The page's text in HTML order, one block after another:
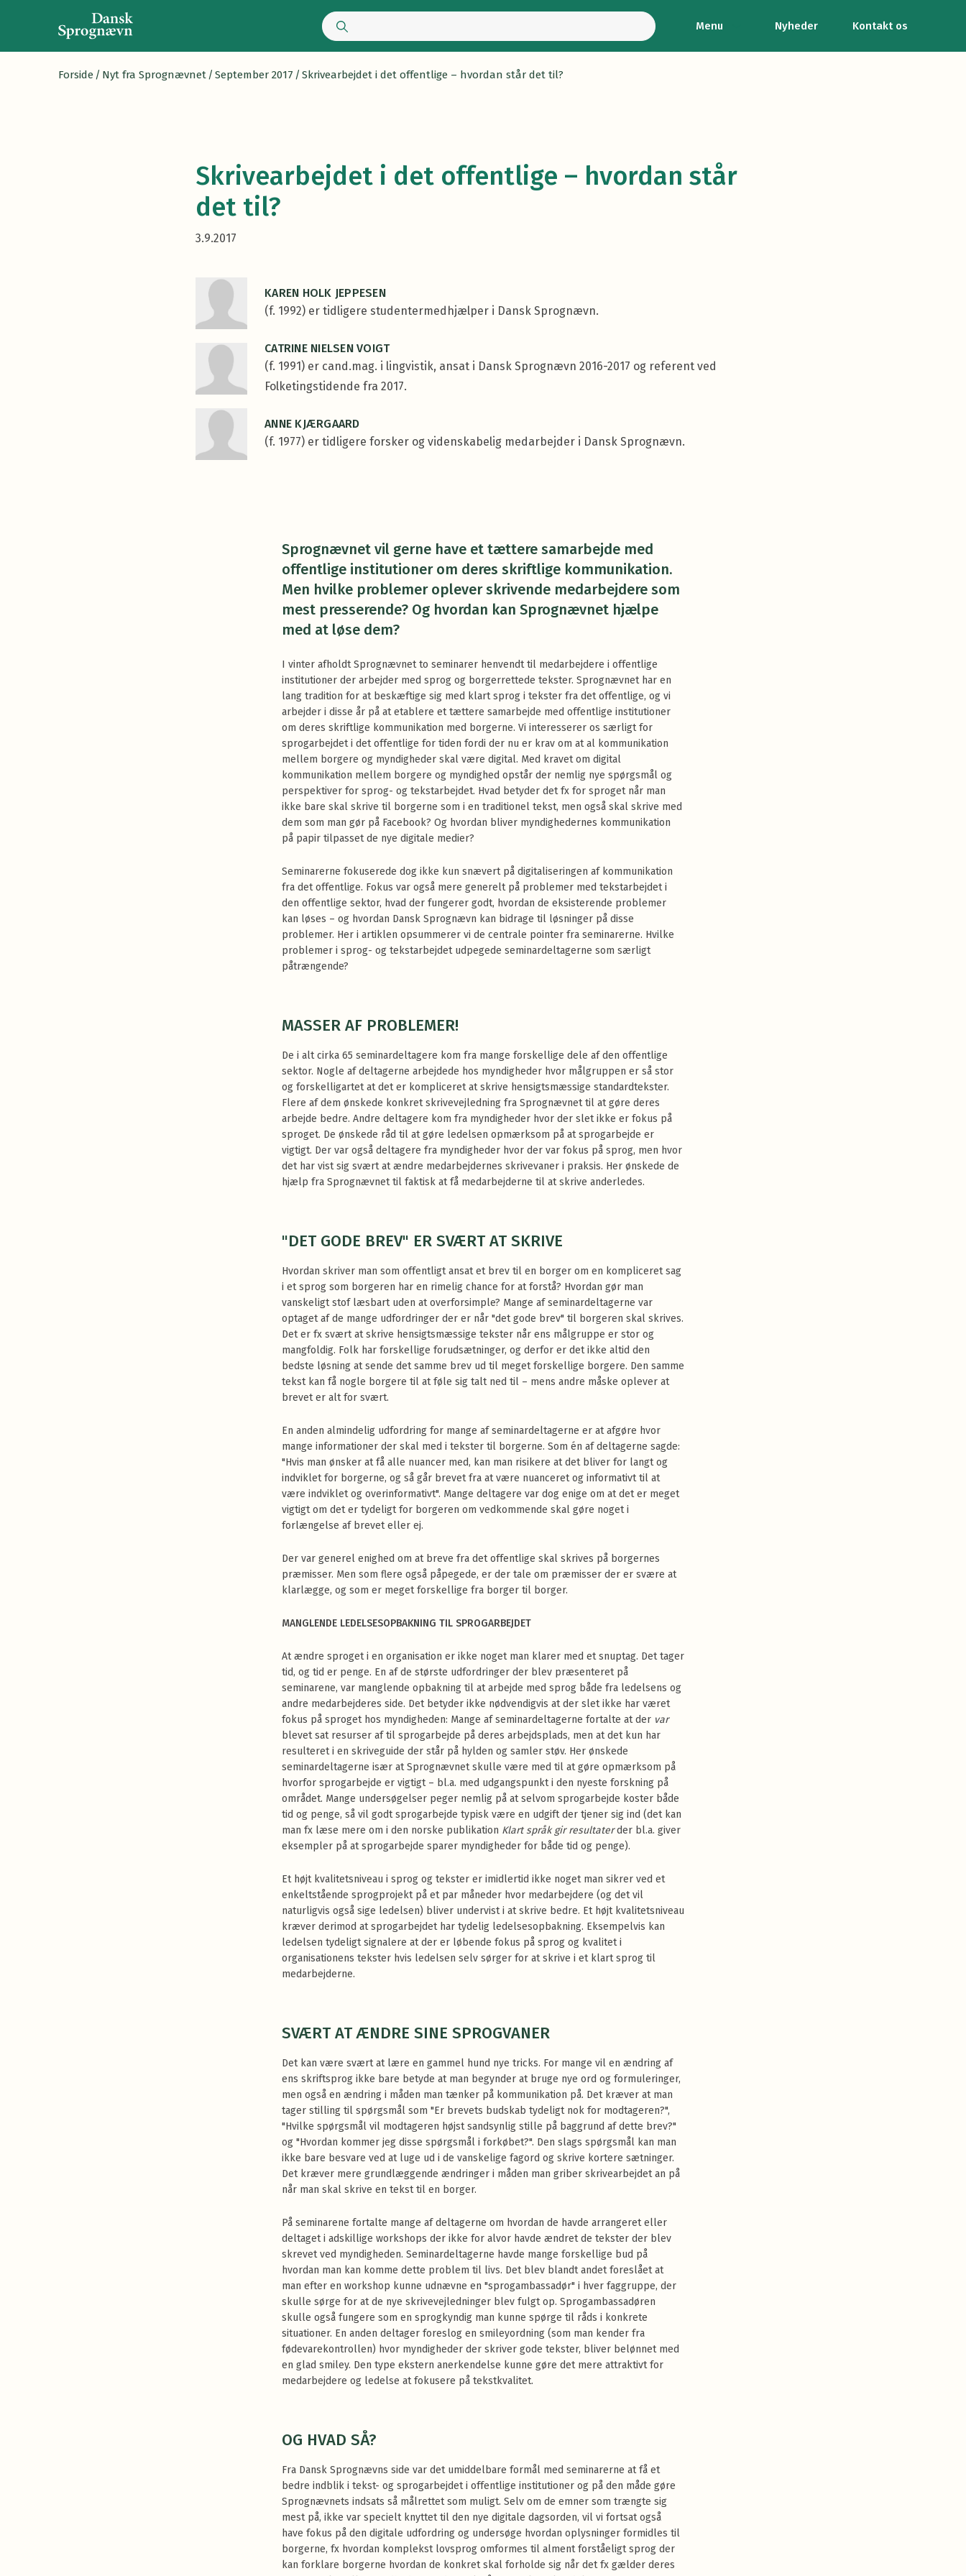
Menu Nyheder Kontakt os
Forside / Nyt fra Sprognævnet / September 2017 / Skrivearbejdet i det offentlige – hvordan står det til?
Skrivearbejdet i det offentlige – hvordan står
det til?
3.9.2017
KAREN HOLK JEPPESEN
(f. 1992) er tidligere studentermedhjælper i Dansk Sprognævn.
CATRINE NIELSEN VOIGT
(f. 1991) er cand.mag. i lingvistik, ansat i Dansk Sprognævn 2016-2017 og referent ved
Folketingstidende fra 2017.
ANNE KJÆRGAARD
(f. 1977) er tidligere forsker og videnskabelig medarbejder i Dansk Sprognævn.
Sprognævnet vil gerne have et tættere samarbejde med
offentlige institutioner om deres skriftlige kommunikation.
Men hvilke problemer oplever skrivende medarbejdere som
mest presserende? Og hvordan kan Sprognævnet hjælpe
med at løse dem?
I vinter afholdt Sprognævnet to seminarer henvendt til medarbejdere i offentlige
institutioner der arbejder med sprog og borgerrettede tekster. Sprognævnet har en
lang tradition for at beskæftige sig med klart sprog i tekster fra det offentlige, og vi
arbejder i disse år på at etablere et tættere samarbejde med offentlige institutioner
om deres skriftlige kommunikation med borgerne. Vi interesserer os særligt for
sprogarbejdet i det offentlige for tiden fordi der nu er krav om at al kommunikation
mellem borgere og myndigheder skal være digital. Med kravet om digital
kommunikation mellem borgere og myndighed opstår der nemlig nye spørgsmål og
perspektiver for sprog- og tekstarbejdet. Hvad betyder det fx for sproget når man
ikke bare skal skrive til borgerne som i en traditionel tekst, men også skal skrive med
dem som man gør på Facebook? Og hvordan bliver myndighedernes kommunikation
på papir tilpasset de nye digitale medier?
Seminarerne fokuserede dog ikke kun snævert på digitaliseringen af kommunikation
fra det offentlige. Fokus var også mere generelt på problemer med tekstarbejdet i
den offentlige sektor, hvad der fungerer godt, hvordan de eksisterende problemer
kan løses – og hvordan Dansk Sprognævn kan bidrage til løsninger på disse
problemer. Her i artiklen opsummerer vi de centrale pointer fra seminarerne. Hvilke
problemer i sprog- og tekstarbejdet udpegede seminardeltagerne som særligt
påtrængende?
MASSER AF PROBLEMER!
De i alt cirka 65 seminardeltagere kom fra mange forskellige dele af den offentlige
sektor. Nogle af deltagerne arbejdede hos myndigheder hvor målgruppen er så stor
og forskelligartet at det er kompliceret at skrive hensigtsmæssige standardtekster.
Flere af dem ønskede konkret skrivevejledning fra Sprognævnet til at gøre deres
arbejde bedre. Andre deltagere kom fra myndigheder hvor der slet ikke er fokus på
sproget. De ønskede råd til at gøre ledelsen opmærksom på at sprogarbejde er
vigtigt. Der var også deltagere fra myndigheder hvor der var fokus på sprog, men hvor
det har vist sig svært at ændre medarbejdernes skrivevaner i praksis. Her ønskede de
hjælp fra Sprognævnet til faktisk at få medarbejderne til at skrive anderledes.
"DET GODE BREV" ER SVÆRT AT SKRIVE
Hvordan skriver man som offentligt ansat et brev til en borger om en kompliceret sag
i et sprog som borgeren har en rimelig chance for at forstå? Hvordan gør man
vanskeligt stof læsbart uden at overforsimple? Mange af seminardeltagerne var
optaget af de mange udfordringer der er når "det gode brev" til borgeren skal skrives.
Det er fx svært at skrive hensigtsmæssige tekster når ens målgruppe er stor og
mangfoldig. Folk har forskellige forudsætninger, og derfor er det ikke altid den
bedste løsning at sende det samme brev ud til meget forskellige borgere. Den samme
tekst kan få nogle borgere til at føle sig talt ned til – mens andre måske oplever at
brevet er alt for svært.
En anden almindelig udfordring for mange af seminardeltagerne er at afgøre hvor
mange informationer der skal med i tekster til borgerne. Som én af deltagerne sagde:
"Hvis man ønsker at få alle nuancer med, kan man risikere at det bliver for langt og
indviklet for borgerne, og så går brevet fra at være nuanceret og informativt til at
være indviklet og overinformativt". Mange deltagere var dog enige om at det er meget
vigtigt om det er tydeligt for borgeren om vedkommende skal gøre noget i
forlængelse af brevet eller ej.
Der var generel enighed om at breve fra det offentlige skal skrives på borgernes
præmisser. Men som flere også påpegede, er der tale om præmisser der er svære at
klarlægge, og som er meget forskellige fra borger til borger.
MANGLENDE LEDELSESOPBAKNING TIL SPROGARBEJDET
At ændre sproget i en organisation er ikke noget man klarer med et snuptag. Det tager
tid, og tid er penge. En af de største udfordringer der blev præsenteret på
seminarene, var manglende opbakning til at arbejde med sprog både fra ledelsens og
andre medarbejderes side. Det betyder ikke nødvendigvis at der slet ikke har været
fokus på sproget hos myndigheden: Mange af seminardeltagerne fortalte at der var
blevet sat resurser af til sprogarbejde på deres arbejdsplads, men at det kun har
resulteret i en skriveguide der står på hylden og samler støv. Her ønskede
seminardeltagerne især at Sprognævnet skulle være med til at gøre opmærksom på
hvorfor sprogarbejde er vigtigt – bl.a. med udgangspunkt i den nyeste forskning på
området. Mange undersøgelser peger nemlig på at selvom sprogarbejde koster både
tid og penge, så vil godt sprogarbejde typisk være en udgift der tjener sig ind (det kan
man fx læse mere om i den norske publikation Klart språk gir resultaterder bl.a. giver
eksempler på at sprogarbejde sparer myndigheder for både tid og penge).
Et højt kvalitetsniveau i sprog og tekster er imidlertid ikke noget man sikrer ved et
enkeltstående sprogprojekt på et par måneder hvor medarbejdere (og det vil
naturligvis også sige ledelsen) bliver undervist i at skrive bedre. Et højt kvalitetsniveau
kræver derimod at sprogarbejdet har tydelig ledelsesopbakning. Eksempelvis kan
ledelsen tydeligt signalere at der er løbende fokus på sprog og kvalitet i
organisationens tekster hvis ledelsen selv sørger for at skrive i et klart sprog til
medarbejderne.
SVÆRT AT ÆNDRE SINE SPROGVANER
Det kan være svært at lære en gammel hund nye tricks. For mange vil en ændring af
ens skriftsprog ikke bare betyde at man begynder at bruge nye ord og formuleringer,
men også en ændring i måden man tænker på kommunikation på. Det kræver at man
tager stilling til spørgsmål som "Er brevets budskab tydeligt nok for modtageren?",
"Hvilke spørgsmål vil modtageren højst sandsynlig stille på baggrund af dette brev?"
og "Hvordan kommer jeg disse spørgsmål i forkøbet?". Den slags spørgsmål kan man
ikke bare besvare ved at luge ud i de vanskelige fagord og skrive kortere sætninger.
Det kræver mere grundlæggende ændringer i måden man griber skrivearbejdet an på
når man skal skrive en tekst til en borger.
På seminarene fortalte mange af deltagerne om hvordan de havde arrangeret eller
deltaget i adskillige workshops der ikke for alvor havde ændret de tekster der blev
skrevet ved myndigheden. Seminardeltagerne havde mange forskellige bud på
hvordan man kan komme dette problem til livs. Det blev blandt andet foreslået at
man efter en workshop kunne udnævne en "sprogambassadør" i hver faggruppe, der
skulle sørge for at de nye skrivevejledninger blev fulgt op. Sprogambassadøren
skulle også fungere som en sprogkyndig man kunne spørge til råds i konkrete
situationer. En anden deltager foreslog en smileyordning (som man kender fra
fødevarekontrollen) hvor myndigheder der skriver gode tekster, bliver belønnet med
en glad smiley. Den type ekstern anerkendelse kunne gøre det mere attraktivt for
medarbejdere og ledelse at fokusere på tekstkvalitet.
OG HVAD SÅ?
Fra Dansk Sprognævns side var det umiddelbare formål med seminarerne at få et
bedre indblik i tekst- og sprogarbejdet i offentlige institutioner og på den måde gøre
Sprognævnets indsats så målrettet som muligt. Selv om de emner som trængte sig
mest på, ikke var specielt knyttet til den nye digitale dagsorden, vil vi fortsat også
have fokus på den digitale udfordring og undersøge hvordan oplysninger formidles til
borgerne, fx hvordan komplekst lovsprog omformes til alment forståeligt sprog der
kan forklare borgerne hvordan de konkret skal forholde sig når det fx gælder deres